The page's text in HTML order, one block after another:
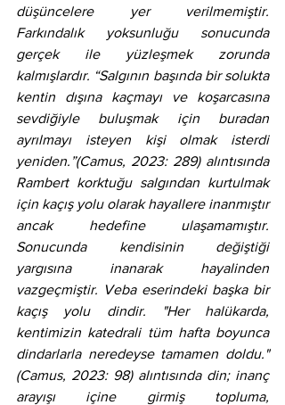
düşüncelere yer verilmemiştir.
Farkındalık yoksunluğu sonucunda
gerçek ile yüzleşmek zorunda
kalmışlardır. “Salgının başında bir solukta
kentin dışına kaçmayı ve koşarcasına
sevdiğiyle buluşmak için buradan
ayrılmayı isteyen kişi olmak isterdi
yeniden.”(Camus, 2023: 289) alıntısında
Rambert korktuğu salgından kurtulmak
için kaçış yolu olarak hayallere inanmıştır
ancak hedefine ulaşamamıştır.
Sonucunda kendisinin değiştiği
yargısına inanarak hayalinden
vazgeçmiştir. Veba eserindeki başka bir
kaçış yolu dindir. "Her halükarda,
kentimizin katedrali tüm hafta boyunca
dindarlarla neredeyse tamamen doldu."
(Camus, 2023: 98) alıntısında din; inanç
arayışı içine girmiş topluma,